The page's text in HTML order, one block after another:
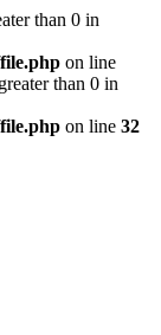
than 0 in
on line
than 0 in
on line 32